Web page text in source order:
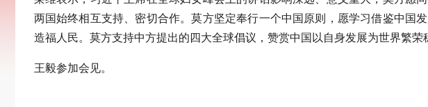
两国始终相互支持、密切合作。莫方坚定奉行一个中国原则，愿学习借鉴中国
造福人民。莫方支持中方提出的四大全球倡议，赞赏中国以自身发展为世界繁
王毅参加会见。